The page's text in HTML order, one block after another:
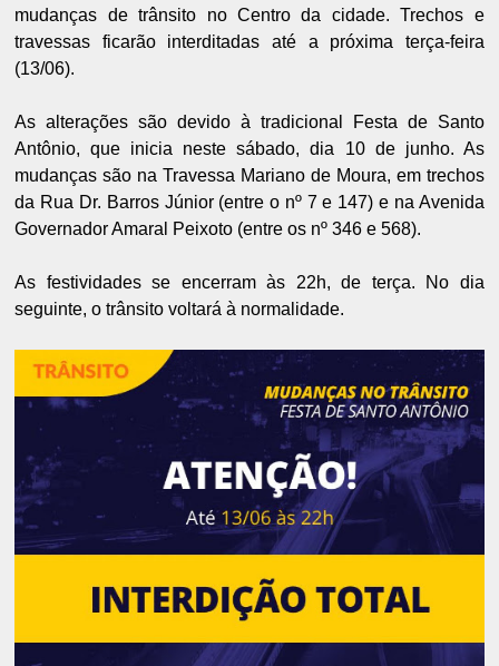
mudanças de trânsito no Centro da cidade. Trechos e
travessas ficarão interditadas até a próxima terça-feira
(13/06).
As alterações são devido à tradicional Festa de Santo
Antônio, que inicia neste sábado, dia 10 de junho. As
mudanças são na Travessa Mariano de Moura, em trechos
da Rua Dr. Barros Júnior (entre o nº 7 e 147) e na Avenida
Governador Amaral Peixoto (entre os nº 346 e 568).
As festividades se encerram às 22h, de terça. No dia
seguinte, o trânsito voltará à normalidade.